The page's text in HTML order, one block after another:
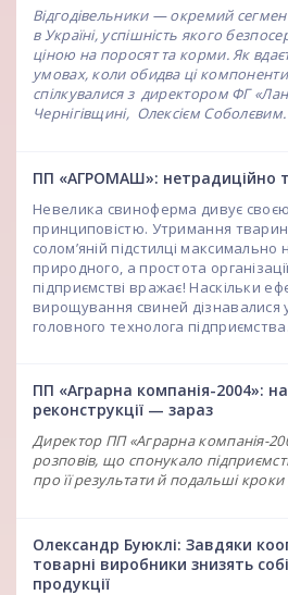
Відгодівельники — окремий
в Україні, успішність якого
ціною на поросят та корми. Як
умовах, коли обидва ці
спілкувалися з директором ФГ
Чернігівщині, Олексієм Соболєвим.
ПП «АГРОМАШ»: нетрадиційно
Невелика свиноферма дивує своєю
принциповістю. Утримання
солом’яній підстилці
природного, а простота
підприємстві вражає! Наскільки
вирощування свиней дізнавалися
головного технолога підприємства.
ПП «Аграрна компанія-2004»:
реконструкції — зараз
Директор ПП «Аграрна компанія-
розповів, що спонукало
про її результати й подальші
Олександр Буюклі: Завдяки
товарні виробники знизять
продукції